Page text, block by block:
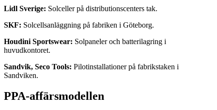
Lidl Sverige: Solceller på distributionscenters tak.
SKF: Solcellsanläggning på fabriken i Göteborg.
Houdini Sportswear: Solpaneler och batterilagring i
huvudkontoret.
Sandvik, Seco Tools: Pilotinstallationer på fabrikstaken i
Sandviken.
PPA-affärsmodellen